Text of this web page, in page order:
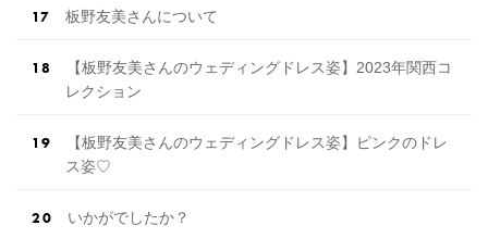
板野友美さんについて
【板野友美さんのウェディングドレス姿】2023年関西コ
レクション
【板野友美さんのウェディングドレス姿】ピンクのドレ
ス姿♡
いかがでしたか？